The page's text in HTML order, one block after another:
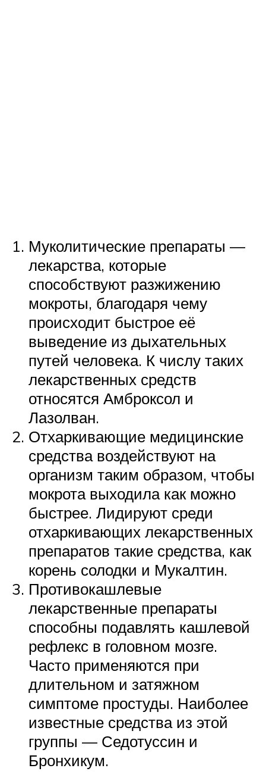
Муколитические препараты —
лекарства, которые
способствуют разжижению
мокроты, благодаря чему
происходит быстрое её
выведение из дыхательных
путей человека. К числу таких
лекарственных средств
относятся Амброксол и
Лазолван.
Отхаркивающие медицинские
средства воздействуют на
организм таким образом, чтобы
мокрота выходила как можно
быстрее. Лидируют среди
отхаркивающих лекарственных
препаратов такие средства, как
корень солодки и Мукалтин.
Противокашлевые
лекарственные препараты
способны подавлять кашлевой
рефлекс в головном мозге.
Часто применяются при
длительном и затяжном
симптоме простуды. Наиболее
известные средства из этой
группы — Седотуссин и
Бронхикум.